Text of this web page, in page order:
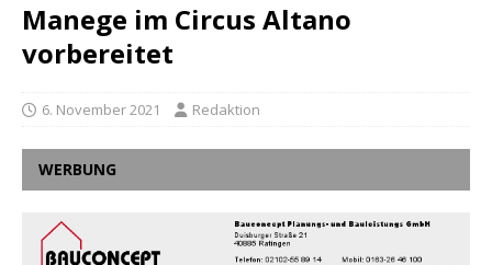
Manege im Circus Altano
vorbereitet
6. November 2021 Redaktion
WERBUNG